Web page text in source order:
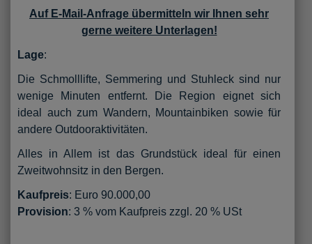
Auf E-Mail-Anfrage übermitteln wir Ihnen sehr
gerne weitere Unterlagen!
Lage:
Die Schmolllifte, Semmering und Stuhleck sind nur
wenige Minuten entfernt. Die Region eignet sich
ideal auch zum Wandern, Mountainbiken sowie für
andere Outdooraktivitäten.
Alles in Allem ist das Grundstück ideal für einen
Zweitwohnsitz in den Bergen.
Kaufpreis: Euro 90.000,00
Provision: 3 % vom Kaufpreis zzgl. 20 % USt